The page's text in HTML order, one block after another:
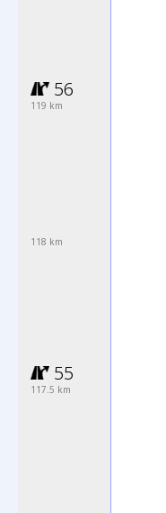
56
119 km
118 km
55
117.5 km